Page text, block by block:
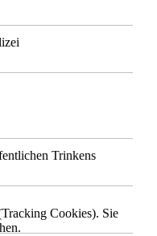
Trinkens
Cookies). Sie